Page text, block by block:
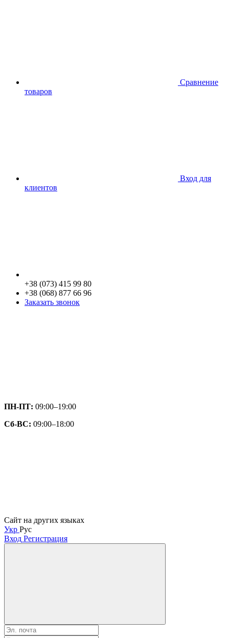
Сравнение
товаров
Вход для
клиентов
+38 (073) 415 99 80
+38 (068) 877 66 96
Заказать звонок
ПН-ПТ: 09:00–19:00
Сб-ВС: 09:00–18:00
Сайт на других языках
Укр Рус
Вход Регистрация